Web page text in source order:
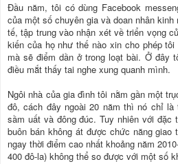
Đầu năm, tôi có dùng Facebook
của một số chuyên gia và doan nhân
tế, tập trung vào nhận xét về triển vọng
kiến của họ như thế nào xin cho phép
mà sẽ điểm dần ở trong loạt bài. Ở đây
điều mắt thấy tai nghe xung quanh mình.
Ngôi nhà của gia đình tôi nằm gần một
đô, cách đây ngoài 20 năm thì nó chỉ
sầm uất và đông đúc. Tuy nhiên với đặc
buôn bán không át được chức năng giao
ngay thời điểm cao nhất khoảng năm
400 đô-la) không thể so được với một số